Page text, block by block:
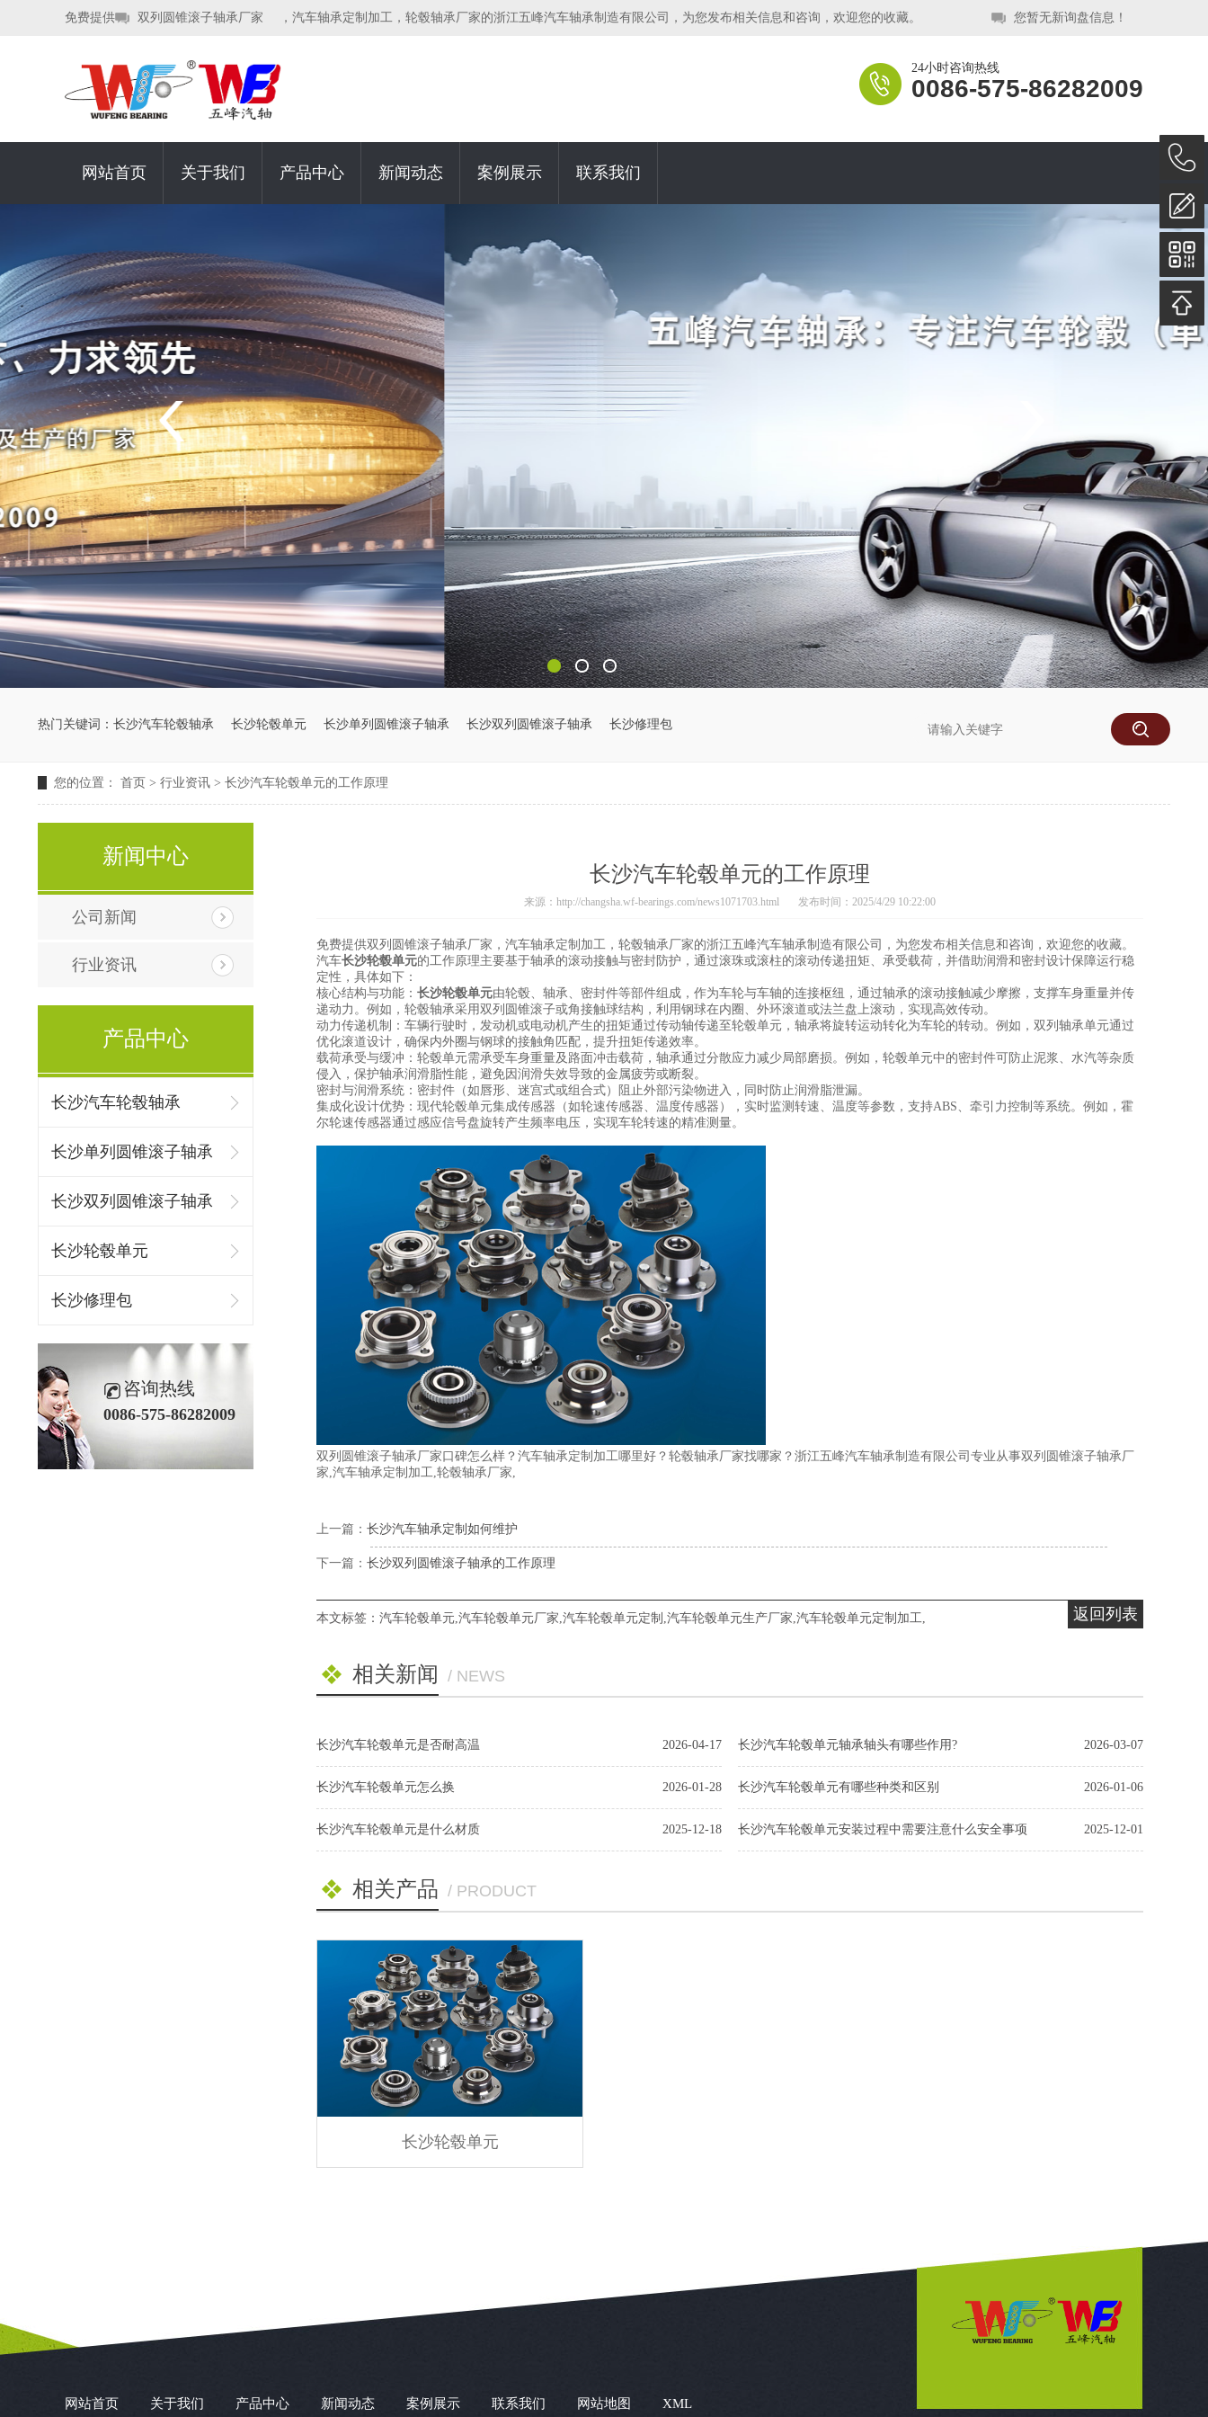
您暂无新询盘信息！
免费提供 双列圆锥滚子轴承厂家 ，汽车轴承定制加工，轮毂轴承厂家的浙江五峰汽车轴承制造有限公司，为您发布相关信息和咨询，欢迎您的收藏。
24小时咨询热线
0086-575-86282009
网站首页 关于我们 产品中心 新闻动态 案例展示 联系我们
热门关键词： 长沙汽车轮毂轴承 长沙轮毂单元 长沙单列圆锥滚子轴承 长沙双列圆锥滚子轴承 长沙修理包
您的位置： 首页 > 行业资讯 > 长沙汽车轮毂单元的工作原理
新闻中心
公司新闻
行业资讯
产品中心
长沙汽车轮毂轴承
长沙单列圆锥滚子轴承
长沙双列圆锥滚子轴承
长沙轮毂单元
长沙修理包
咨询热线
0086-575-86282009
长沙汽车轮毂单元的工作原理
来源：http://changsha.wf-bearings.com/news1071703.html 发布时间：2025/4/29 10:22:00
免费提供双列圆锥滚子轴承厂家 ，汽车轴承定制加工，轮毂轴承厂家的浙江五峰汽车轴承制造有限公司，为您发布相关信息和咨询，欢迎您的收藏。
汽车长沙轮毂单元的工作原理主要基于轴承的滚动接触与密封防护，通过滚珠或滚柱的滚动传递扭矩、承受载荷，并借助润滑和密封设计保障运行稳
定性，具体如下：
核心结构与功能： 长沙轮毂单元由轮毂、轴承、密封件等部件组成，作为车轮与车轴的连接枢纽，通过轴承的滚动接触减少摩擦，支撑车身重量并传
递动力。例如，轮毂轴承采用双列圆锥滚子或角接触球结构，利用钢球在内圈、外环滚道或法兰盘上滚动，实现高效传动。
动力传递机制：车辆行驶时，发动机或电动机产生的扭矩通过传动轴传递至轮毂单元，轴承将旋转运动转化为车轮的转动。例如，双列轴承单元通过
优化滚道设计，确保内外圈与钢球的接触角匹配，提升扭矩传递效率。
载荷承受与缓冲：轮毂单元需承受车身重量及路面冲击载荷，轴承通过分散应力减少局部磨损。例如，轮毂单元中的密封件可防止泥浆、水汽等杂质
侵入，保护轴承润滑脂性能，避免因润滑失效导致的金属疲劳或断裂。
密封与润滑系统：密封件（如唇形、迷宫式或组合式）阻止外部污染物进入，同时防止润滑脂泄漏。
集成化设计优势：现代轮毂单元集成传感器（如轮速传感器、温度传感器），实时监测转速、温度等参数，支持ABS、牵引力控制等系统。例如，霍
尔轮速传感器通过感应信号盘旋转产生频率电压，实现车轮转速的精准测量。
双列圆锥滚子轴承厂家口碑怎么样？汽车轴承定制加工哪里好？轮毂轴承厂家找哪家？浙江五峰汽车轴承制造有限公司专业从事双列圆锥滚子轴承厂
家,汽车轴承定制加工,轮毂轴承厂家,
上一篇： 长沙汽车轴承定制如何维护
下一篇： 长沙双列圆锥滚子轴承的工作原理
返回列表
本文标签： 汽车轮毂单元 汽车轮毂单元厂家 汽车轮毂单元定制 汽车轮毂单元生产厂家 汽车轮毂单元定制加工
相关新闻 / NEWS
2026-04-17
长沙汽车轮毂单元是否耐高温 2026-03-07
长沙汽车轮毂单元轴承轴头有哪些作用?
2026-01-28
长沙汽车轮毂单元怎么换 2026-01-06
长沙汽车轮毂单元有哪些种类和区别
2025-12-18
长沙汽车轮毂单元是什么材质 2025-12-01
长沙汽车轮毂单元安装过程中需要注意什么安全事项
相关产品 / PRODUCT
长沙轮毂单元
网站首页 关于我们 产品中心 新闻动态 案例展示 联系我们 网站地图 XML